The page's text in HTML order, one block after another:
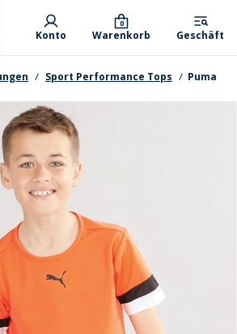
Konto Warenkorb
0
Geschäft
Sport Performance Tops Puma